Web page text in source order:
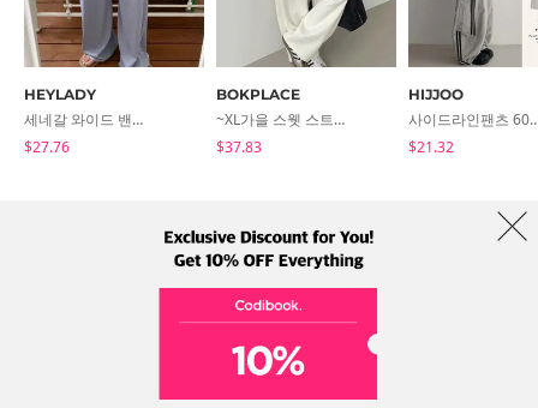
HEYLADY
세네갈 와이드 밴딩팬츠
$27.76
BOKPLACE
~XL가을 스웻 스트링 투웨이 와이드 팬츠
$37.83
HIJJOO
사이드라인팬츠
$21.32
이용약관 개인정보 처리방침
Address: A-301, 114, Gasan digital 2-ro, Geumcheon-gu, Seoul
Tel: +82-1661-1813 (Korean) Email: help@codibook.net